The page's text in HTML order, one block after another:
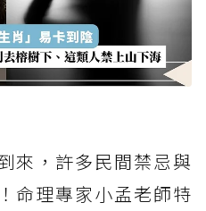
來，許多民間禁忌與
命理專家小孟老師特